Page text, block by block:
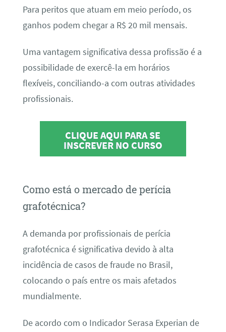
Para peritos que atuam em meio período, os
ganhos podem chegar a R$ 20 mil mensais.
Uma vantagem significativa dessa profissão é a
possibilidade de exercê-la em horários
flexíveis, conciliando-a com outras atividades
profissionais.
CLIQUE AQUI PARA SE
INSCREVER NO CURSO
Como está o mercado de perícia
grafotécnica?
A demanda por profissionais de perícia
grafotécnica é significativa devido à alta
incidência de casos de fraude no Brasil,
colocando o país entre os mais afetados
mundialmente.
De acordo com o Indicador Serasa Experian de